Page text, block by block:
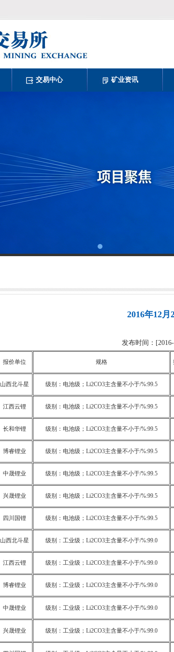
交易中心 矿业资讯
2016年12
发布时间：
报价单位 规格
山西北斗星 级别：电池级；Li2CO3主含量不小于/%:99.5
江西云锂 级别：电池级；Li2CO3主含量不小于/%:99.5
长和华锂 级别：电池级；Li2CO3主含量不小于/%:99.5
博睿锂业 级别：电池级；Li2CO3主含量不小于/%:99.5
中晟锂业 级别：电池级；Li2CO3主含量不小于/%:99.5
兴晟锂业 级别：电池级；Li2CO3主含量不小于/%:99.5
四川国锂 级别：电池级；Li2CO3主含量不小于/%:99.5
山西北斗星 级别：工业级；Li2CO3主含量不小于/%:99.0
江西云锂 级别：工业级；Li2CO3主含量不小于/%:99.0
博睿锂业 级别：工业级；Li2CO3主含量不小于/%:99.0
中晟锂业 级别：工业级；Li2CO3主含量不小于/%:99.0
兴晟锂业 级别：工业级；Li2CO3主含量不小于/%:99.0